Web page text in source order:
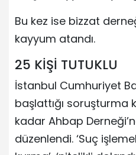
Bu kez ise bizzat
kayyum atandı.
25 KİŞİ TUTUKLU
İstanbul Cumhuriyet
başlattığı soruşturma
kadar Ahbap
düzenlendi. ‘Suç